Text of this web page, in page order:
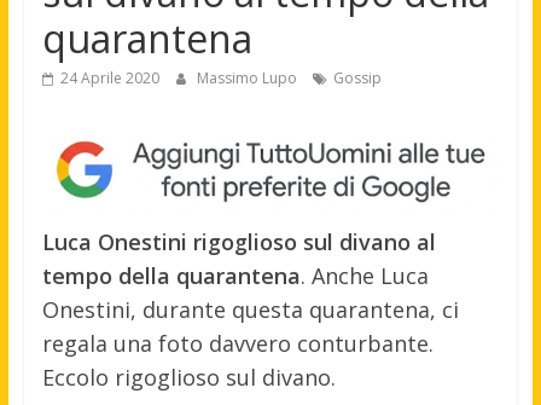
quarantena
24 Aprile 2020 Massimo Lupo Gossip
Luca Onestini rigoglioso sul divano al
tempo della quarantena. Anche Luca
Onestini, durante questa quarantena, ci
regala una foto davvero conturbante.
Eccolo rigoglioso sul divano.